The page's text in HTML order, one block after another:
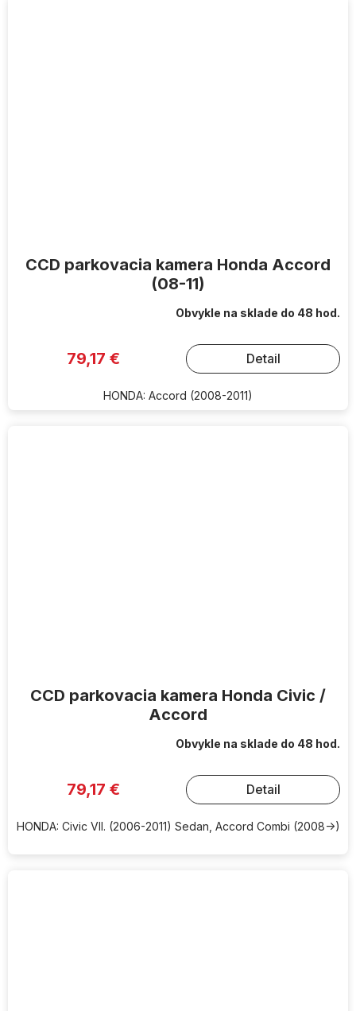
CCD parkovacia kamera Honda Accord
(08-11)
Obvykle na sklade do 48 hod.
79,17 € Detail
HONDA: Accord (2008-2011)
CCD parkovacia kamera Honda Civic /
Accord
Obvykle na sklade do 48 hod.
79,17 € Detail
HONDA: Civic VII. (2006-2011) Sedan, Accord Combi (2008->)